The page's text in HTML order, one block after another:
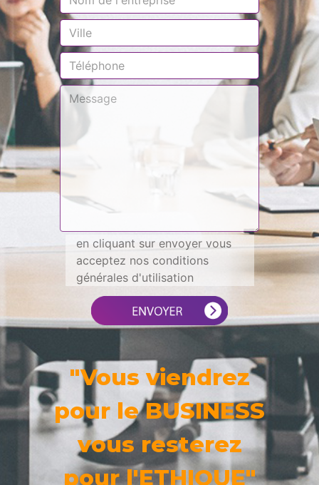
en cliquant sur envoyer vous
acceptez nos conditions
générales d'utilisation
"Vous viendrez
pour le BUSINESS
vous resterez
pour l'ETHIQUE"